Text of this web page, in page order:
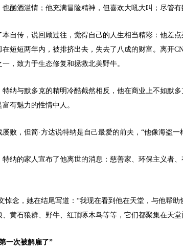
酗酒滥情；他充满冒险精神，但喜欢大吼大叫；尽管
本自传，说回顾过往，觉得自己的人生相当精彩：他差
在短短两年内，被排挤出去，失去了八成的财富。离开
，致力于生态修复和拯救北美野牛。
特纳与默多克的精明冷酷截然相反，他在商业上不如默
有魅力的性情中人。
败，但简·方达说特纳是自己最爱的前夫，“他像海盗
特纳的家人宣布了他离世的消息：慈善家、环保主义者
悼念，她在结尾写道：“我现在看到他在天堂，与他帮
、黄石狼群、野牛、红顶啄木鸟等等，它们都聚集在天
一次被解雇了”